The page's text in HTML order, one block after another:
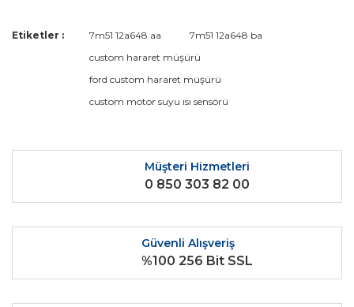
Bu ürüne ilk yorumu siz yapın!
Yorum Yaz
Bu ürünün fiyat bilgisi, resim, ürün açıklamalarında ve diğer
kullanarak tarafımıza iletebilirsiniz.
Görüş ve önerileriniz için teşekkür ederiz.
Ürün bilgilerinde hatalar bulunuyor.
Ürün fiyatı diğer sitelerden daha pahalı.
Bu ürüne benzer farklı alternatifler olmalı.
Etiketler : 7m51 12a648 aa
7m51 12a648 ba
custom hararet müşürü
ford custom hararet müşürü
custom motor suyu ısı sensörü
Müşteri Hizmetleri
0 850 303 82 00
Güvenli Alışveriş
%100 256 Bit SSL